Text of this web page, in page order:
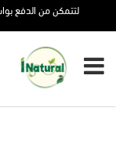
×
الرئيسية
×